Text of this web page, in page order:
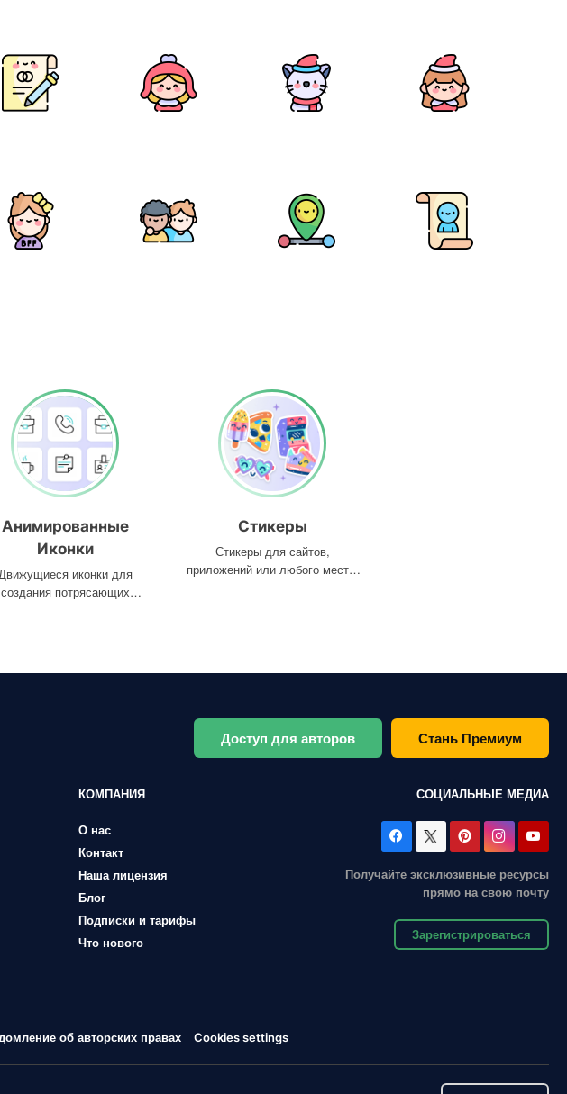
Анимированные
Иконки
иконки для
создания потрясающих
Стикеры
Стикеры для сайтов,
приложений или любого места,
Доступ для авторов Стань Премиум
КОМПАНИЯ
О нас
Контакт
Наша лицензия
Блог
Подписки и тарифы
Что нового
СОЦИАЛЬНЫЕ МЕДИА
Получайте эксклюзивные ресурсы
прямо на свою почту
Зарегистрироваться
об авторских правах Cookies settings